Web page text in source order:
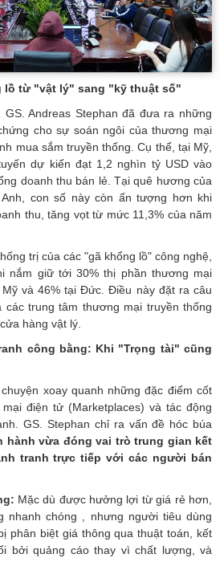
lồ từ "vật lý" sang "kỹ thuật số"
Andreas Stephan đã đưa ra những
cho sự soán ngôi của thương mại
mua sắm truyền thống. Cụ thể, tại Mỹ,
dự kiến đạt 1,2 nghìn tỷ USD vào
doanh thu bán lẻ. Tại quê hương của
con số này còn ấn tượng hơn khi
thu, tăng vọt từ mức 11,3% của năm
trị của các "gã khổng lồ" công nghệ,
nắm giữ tới 30% thị phần thương mại
và 46% tại Đức. Điều này đặt ra câu
trung tâm thương mại truyền thống
hàng vật lý.
công bằng: Khi "Trọng tài" cũng
xoay quanh những đặc điểm cốt
điện tử (Marketplaces) và tác động
GS. Stephan chỉ ra vấn đề hóc búa
hành vừa đóng vai trò trung gian kết
tranh trực tiếp với các người bán
Mặc dù được hưởng lợi từ giá rẻ hơn,
nhanh chóng , nhưng người tiêu dùng
phân biệt giá thông qua thuật toán, kết
bởi quảng cáo thay vì chất lượng, và